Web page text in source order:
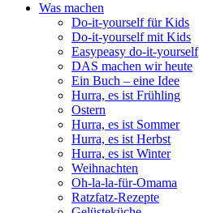
Was machen
Do-it-yourself für Kids
Do-it-yourself mit Kids
Easypeasy do-it-yourself
DAS machen wir heute
Ein Buch – eine Idee
Hurra, es ist Frühling
Ostern
Hurra, es ist Sommer
Hurra, es ist Herbst
Hurra, es ist Winter
Weihnachten
Oh-la-la-für-Omama
Ratzfatz-Rezepte